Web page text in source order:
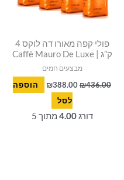
פולי קפה מאורו דה לוקס 4
ק”ג | Caffè Mauro De Luxe
מבצעים חמים
₪436.00
₪388.00
הוספה
לסל
דורג4.00 מתוך 5